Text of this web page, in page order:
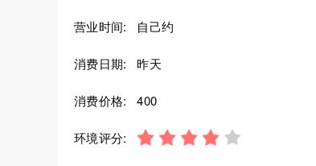
营业时间: 自己约
消费日期: 昨天
消费价格: 400
环境评分: